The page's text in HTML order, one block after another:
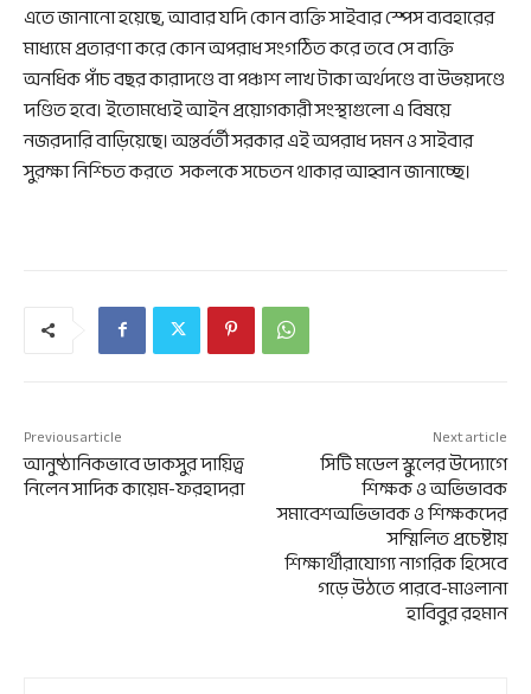
এতে জানানো হয়েছে, আবার যদি কোন ব্যক্তি সাইবার স্পেস ব্যবহারের
মাধ্যমে প্রতারণা করে কোন অপরাধ সংগঠিত করে তবে সে ব্যক্তি
অনধিক পাঁচ বছর কারাদণ্ডে বা পঞ্চাশ লাখ টাকা অর্থদণ্ডে বা উভয়দণ্ডে
দণ্ডিত হবে। ইতোমধ্যেই আইন প্রয়োগকারী সংস্থাগুলো এ বিষয়ে
নজরদারি বাড়িয়েছে। অন্তর্বর্তী সরকার এই অপরাধ দমন ও সাইবার
সুরক্ষা নিশ্চিত করতে সকলকে সচেতন থাকার আহ্বান জানাচ্ছে।
Previous article
আনুষ্ঠানিকভাবে ডাকসুর দায়িত্ব
নিলেন সাদিক কায়েম-ফরহাদরা
Next article
সিটি মডেল স্কুলের উদ্যোগে
শিক্ষক ও অভিভাবক
সমাবেশঅভিভাবক ও শিক্ষকদের
সম্মিলিত প্রচেষ্টায়
শিক্ষার্থীরাযোগ্য নাগরিক হিসেবে
গড়ে উঠতে পারবে-মাওলানা
হাবিবুর রহমান